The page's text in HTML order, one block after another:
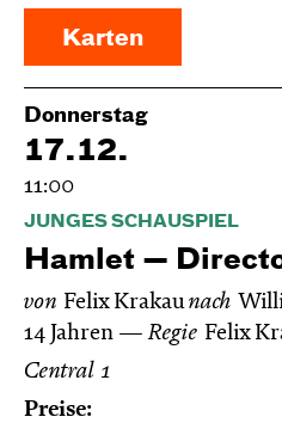
Karten
Donnerstag
17.12.
11:00
JUNGES SCHAUSPIEL
Hamlet —
von Felix Krakaunach
14 Jahren
Regie Felix
Central 1
Preise: